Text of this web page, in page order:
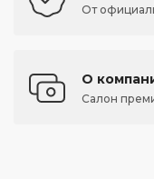
От
О
Салон